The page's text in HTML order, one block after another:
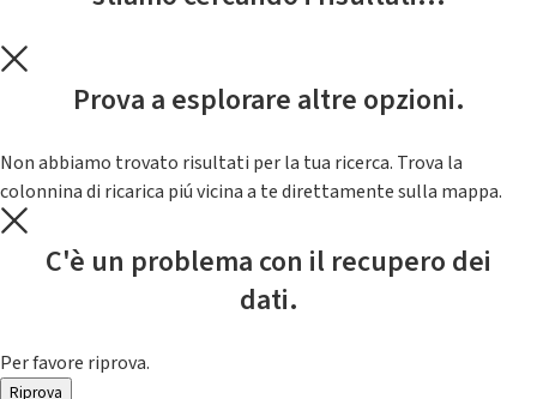
Prova a esplorare altre opzioni.
Non abbiamo trovato risultati per la tua ricerca. Trova la
colonnina di ricarica piú vicina a te direttamente sulla mappa.
C'è un problema con il recupero dei
dati.
Per favore riprova.
Riprova